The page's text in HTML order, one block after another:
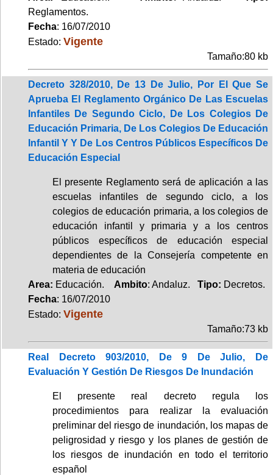
Reglamentos.
Fecha: 16/07/2010
Estado: Vigente
Tamaño:80 kb
Decreto 328/2010, De 13 De Julio, Por El Que Se
Aprueba El Reglamento Orgánico De Las Escuelas
Infantiles De Segundo Ciclo, De Los Colegios De
Educación Primaria, De Los Colegios De Educación
Infantil Y Y De Los Centros Públicos Específicos De
Educación Especial
El presente Reglamento será de aplicación a las
escuelas infantiles de segundo ciclo, a los
colegios de educación primaria, a los colegios de
educación infantil y primaria y a los centros
públicos específicos de educación especial
dependientes de la Consejería competente en
materia de educación
Area: Educación. Ambito: Andaluz. Tipo: Decretos.
Fecha: 16/07/2010
Estado: Vigente
Tamaño:73 kb
Real Decreto 903/2010, De 9 De Julio, De
Evaluación Y Gestión De Riesgos De Inundación
El presente real decreto regula los
procedimientos para realizar la evaluación
preliminar del riesgo de inundación, los mapas de
peligrosidad y riesgo y los planes de gestión de
los riesgos de inundación en todo el territorio
español